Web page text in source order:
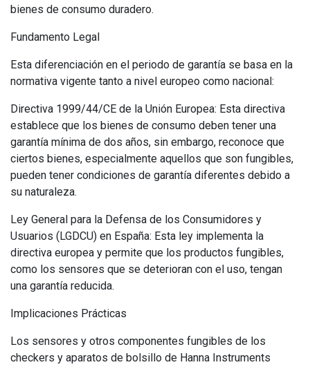
bienes de consumo duradero.
Fundamento Legal
Esta diferenciación en el periodo de garantía se basa en la
normativa vigente tanto a nivel europeo como nacional:
Directiva 1999/44/CE de la Unión Europea: Esta directiva
establece que los bienes de consumo deben tener una
garantía mínima de dos años, sin embargo, reconoce que
ciertos bienes, especialmente aquellos que son fungibles,
pueden tener condiciones de garantía diferentes debido a
su naturaleza.
Ley General para la Defensa de los Consumidores y
Usuarios (LGDCU) en España: Esta ley implementa la
directiva europea y permite que los productos fungibles,
como los sensores que se deterioran con el uso, tengan
una garantía reducida.
Implicaciones Prácticas
Los sensores y otros componentes fungibles de los
checkers y aparatos de bolsillo de Hanna Instruments